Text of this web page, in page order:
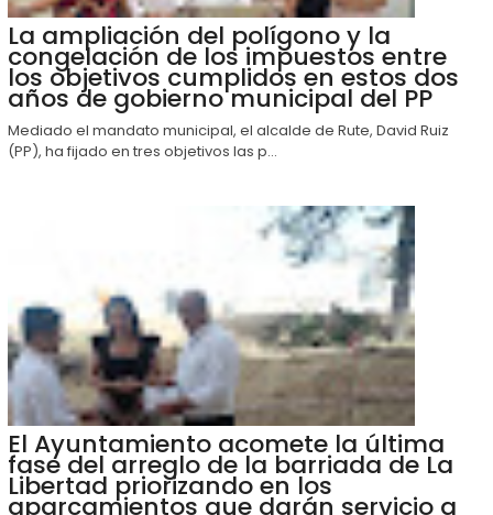
La ampliación del polígono y la
congelación de los impuestos entre
los objetivos cumplidos en estos dos
años de gobierno municipal del PP
Mediado el mandato municipal, el alcalde de Rute, David Ruiz
(PP), ha fijado en tres objetivos las p...
El Ayuntamiento acomete la última
fase del arreglo de la barriada de La
Libertad priorizando en los
aparcamientos que darán servicio a